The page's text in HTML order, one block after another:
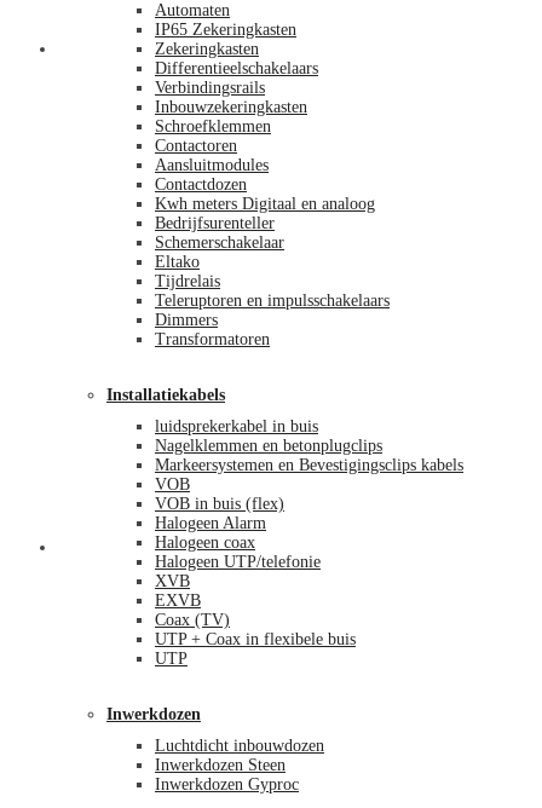
Mijn account
Automaten
IP65 Zekeringkasten
Zekeringkasten
Differentieelschakelaars
Verbindingsrails
Inbouwzekeringkasten
Schroefklemmen
Contactoren
Aansluitmodules
Contactdozen
Kwh meters Digitaal en analoog
Bedrijfsurenteller
Schemerschakelaar
Eltako
Tijdrelais
Teleruptoren en impulsschakelaars
Dimmers
Transformatoren
Installatiekabels
luidsprekerkabel in buis
Nagelklemmen en betonplugclips
Markeersystemen en Bevestigingsclips kabels
VOB
VOB in buis (flex)
Halogeen Alarm
Halogeen coax
Halogeen UTP/telefonie
XVB
EXVB
Coax (TV)
UTP + Coax in flexibele buis
UTP
Inwerkdozen
Luchtdicht inbouwdozen
Inwerkdozen Steen
Inwerkdozen Gyproc